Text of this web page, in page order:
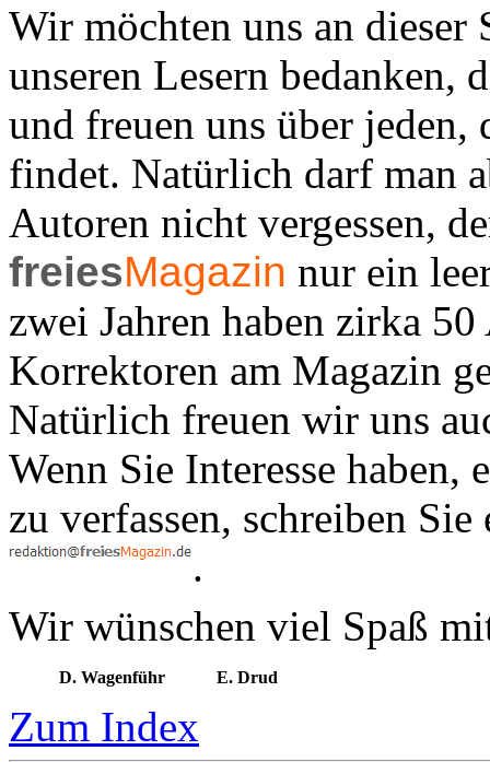
Wir möchten uns an dieser
unseren Lesern bedanken,
und freuen uns über
findet. Natürlich darf man
Autoren nicht vergessen,
freiesMagazin nur ein
zwei Jahren haben zirka
Korrektoren am Magazin
Natürlich freuen wir uns
Wenn Sie Interesse
zu verfassen, schreiben
.
Wir wünschen viel Spaß
D. Wagenführ E. Drud
Zum Index